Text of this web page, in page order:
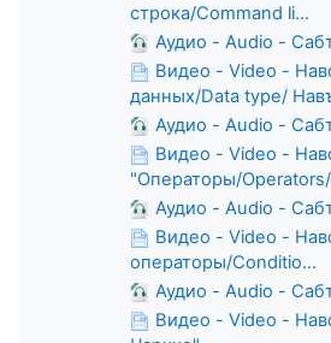
строка/Command li...
Аудио - Audio -
Видео - Video -
данных/Data type/
Аудио - Audio -
Видео - Video -
"Операторы/
Аудио - Audio -
Видео - Video -
операторы/Conditio...
Аудио - Audio -
Видео - Video -